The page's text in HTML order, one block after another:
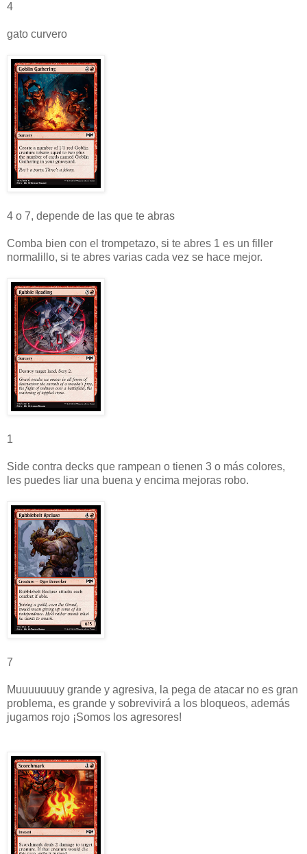
4
gato curvero
4 o 7, depende de las que te abras
Comba bien con el trompetazo, si te abres 1 es un filler
normalillo, si te abres varias cada vez se hace mejor.
1
Side contra decks que rampean o tienen 3 o más colores,
les puedes liar una buena y encima mejoras robo.
7
Muuuuuuuy grande y agresiva, la pega de atacar no es gran
problema, es grande y sobrevivirá a los bloqueos, además
jugamos rojo ¡Somos los agresores!